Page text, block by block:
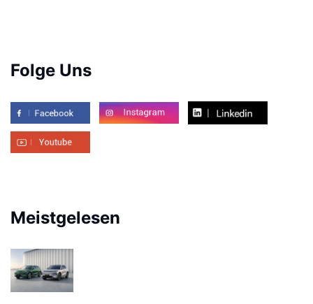
Folge Uns
Meistgelesen